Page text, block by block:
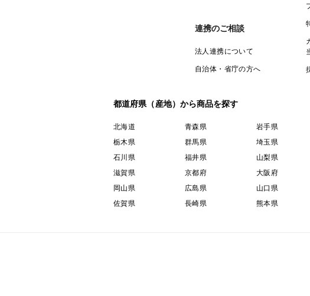
連携のご相談
法人連携について
自治体・省庁の方へ
都道府県（産地）から商品を探す
北海道 青森県 岩手県
栃木県
群馬県 埼玉県
石川県
福井県 山梨県
滋賀県
京都府 大阪府
岡山県
広島県 山口県
佐賀県
長崎県 熊本県